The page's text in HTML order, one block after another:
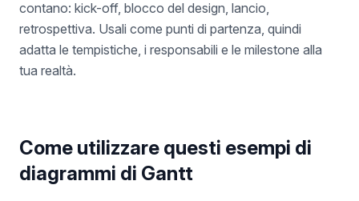
contano: kick-off, blocco del design, lancio,
retrospettiva. Usali come punti di partenza, quindi
adatta le tempistiche, i responsabili e le milestone alla
tua realtà.
Come utilizzare questi esempi di
diagrammi di Gantt